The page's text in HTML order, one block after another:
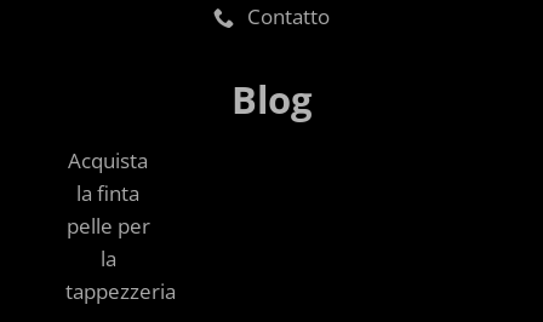
Contatto
Blog
Acquista
la finta
pelle per
la
tappezzeria